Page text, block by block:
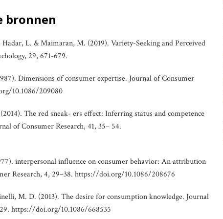
bronnen
Hadar, L. & Maimaran, M. (2019). Variety-Seeking and Perceived
29, 671-679.
Dimensions of consumer expertise. Journal of Consumer
10.1086/209080
The red sneak- ers effect: Inferring status and competence
of Consumer Research, 41, 35– 54.
interpersonal influence on consumer behavior: An attribution
Research, 4, 29–38. https://doi.org/10.1086/208676
M. D. (2013). The desire for consumption knowledge. Journal
https://doi.org/10.1086/668535